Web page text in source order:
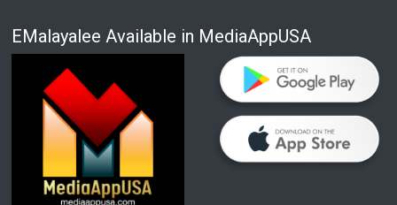
EMalayalee Available in MediaAppUSA